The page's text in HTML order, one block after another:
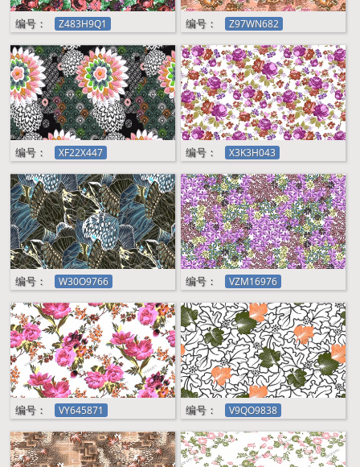
编号： Z483H9Q1 编号： Z97WN682
编号： XF22X447 编号： X3K3H043
编号： W30O9766 编号： VZM16976
编号： VY645871 编号： V9QO9838
编号： Z483H9Q1
编号： Z97WN682
编号： XF22X447
编号： X3K3H043
编号： W30O9766
编号： VZM16976
编号： VY645871
编号： V9QO9838
编号： UH866Q89
编号： U9OF4761
编号： U2O6Q713
编号： T18173M5